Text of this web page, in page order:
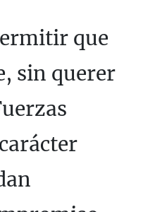
que
sin querer